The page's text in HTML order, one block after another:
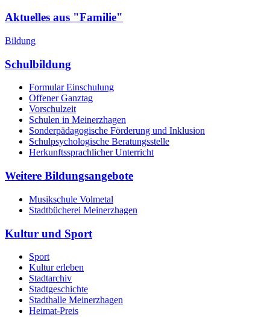
Aktuelles aus "Familie"
Bildung
Schulbildung
Formular Einschulung
Offener Ganztag
Vorschulzeit
Schulen in Meinerzhagen
Sonderpädagogische Förderung und Inklusion
Schulpsychologische Beratungsstelle
Herkunftssprachlicher Unterricht
Weitere Bildungsangebote
Musikschule Volmetal
Stadtbücherei Meinerzhagen
Kultur und Sport
Sport
Kultur erleben
Stadtarchiv
Stadtgeschichte
Stadthalle Meinerzhagen
Heimat-Preis